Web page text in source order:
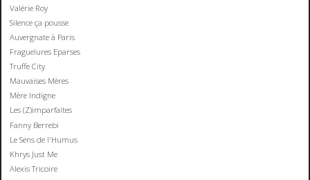
Valérie Roy
Silence ça pousse
Auvergnate à Paris
Fraguelures Eparses
Truffe City
Mauvaises Mères
Mère Indigne
Les (Z)imparfaites
Fanny Berrebi
Le Sens de l'Humus
Khrys Just Me
Alexis Tricoire